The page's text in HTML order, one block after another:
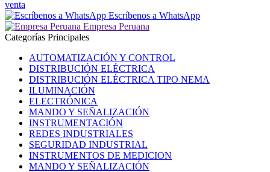
venta
Escríbenos a WhatsApp
Empresa Peruana
Categorías Principales
AUTOMATIZACIÓN Y CONTROL
DISTRIBUCIÓN ELÉCTRICA
DISTRIBUCIÓN ELÉCTRICA TIPO NEMA
ILUMINACIÓN
ELECTRÓNICA
MANDO Y SEÑALIZACIÓN
INSTRUMENTACIÓN
REDES INDUSTRIALES
SEGURIDAD INDUSTRIAL
INSTRUMENTOS DE MEDICION
MANDO Y SEÑALIZACIÓN